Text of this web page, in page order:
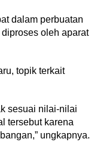
dalam perbuatan
oleh aparat
topik terkait
sesuai nilai-nilai
tersebut karena
ungkapnya.